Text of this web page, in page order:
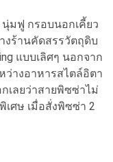
มฟู กรอบนอกเคี้ยว
ร้านคัดสรรวัตถุดิบ
แบบเลิศๆ นอกจาก
ว่างอาหารสไตล์อิตา
เลยว่าสายพิซซ่าไม่
ศษ เมื่อสั่งพิซซ่า 2